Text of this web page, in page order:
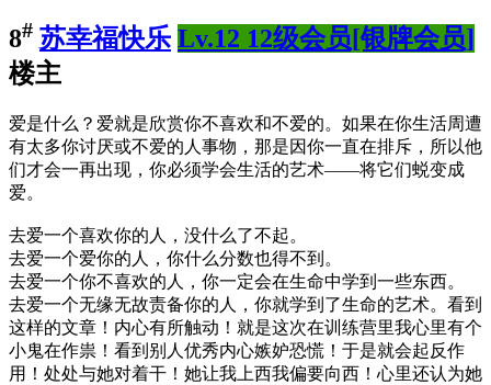
8# 苏幸福快乐 Lv.12 12级会员[银牌会员]
楼主
爱是什么？爱就是欣赏你不喜欢和不爱的。如果在你生活周遭
有太多你讨厌或不爱的人事物，那是因你一直在排斥，所以他
们才会一再出现，你必须学会生活的艺术——将它们蜕变成
爱。
去爱一个喜欢你的人，没什么了不起。
去爱一个爱你的人，你什么分数也得不到。
去爱一个你不喜欢的人，你一定会在生命中学到一些东西。
去爱一个无缘无故责备你的人，你就学到了生命的艺术。看到
这样的文章！内心有所触动！就是这次在训练营里我心里有个
小鬼在作祟！看到别人优秀内心嫉妒恐慌！于是就会起反作
用！处处与她对着干！她让我上西我偏要向西！心里还认为她